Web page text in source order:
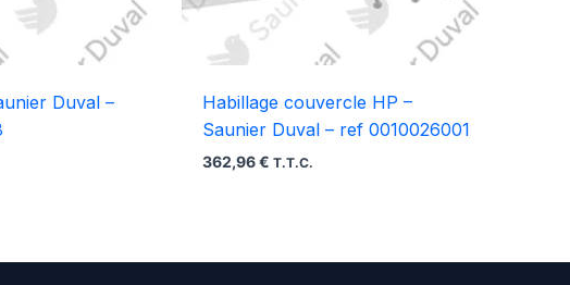
Duval –
Habillage couvercle HP –
Saunier Duval – ref 0010026001
362,96€ T.T.C.